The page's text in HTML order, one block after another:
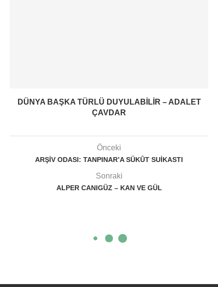
DÜNYA BAŞKA TÜRLÜ DUYULABILIR – ADALET
ÇAVDAR
Önceki
ARŞIV ODASI: TANPINAR’A SÜKÛT SUIKASTI
Sonraki
ALPER CANIGÜZ – KAN VE GÜL